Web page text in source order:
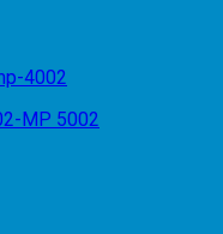
MP 5002